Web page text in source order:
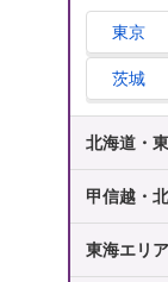
は弁護士
複雑に
してく
離婚後
にアド
依頼人
東京
茨城
北海道・
甲信越・
東海エリア